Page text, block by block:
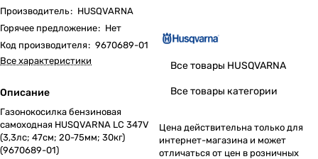
Производитель: HUSQVARNA
Горячее предложение: Нет
Код производителя: 9670689-01
Все характеристики
Описание
Газонокосилка бензиновая
самоходная HUSQVARNA LC 347V
(3,3лс; 47cм; 20-75мм; 30кг)
(9670689-01)
Все товары HUSQVARNA
Все товары категории
Цена действительна только для
интернет-магазина и может
отличаться от цен в розничных